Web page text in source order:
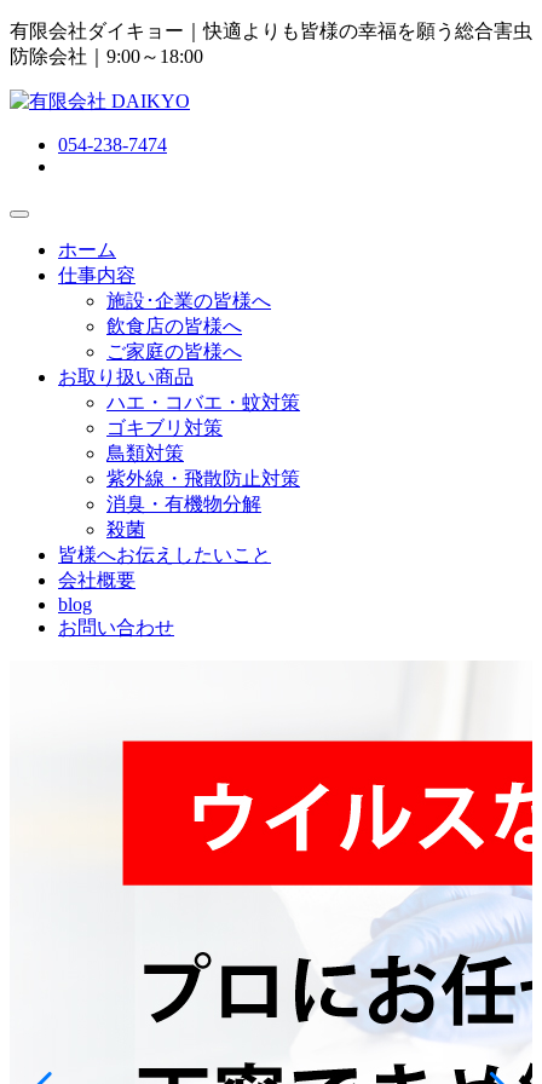
有限会社ダイキョー｜快適よりも皆様の幸福を願う総合害虫
防除会社 ｜9:00～18:00
054-238-7474
ホーム
仕事内容
施設･企業の皆様へ
飲食店の皆様へ
ご家庭の皆様へ
お取り扱い商品
ハエ・コバエ・蚊対策
ゴキブリ対策
鳥類対策
紫外線・飛散防止対策
消臭・有機物分解
殺菌
皆様へお伝えしたいこと
会社概要
blog
お問い合わせ